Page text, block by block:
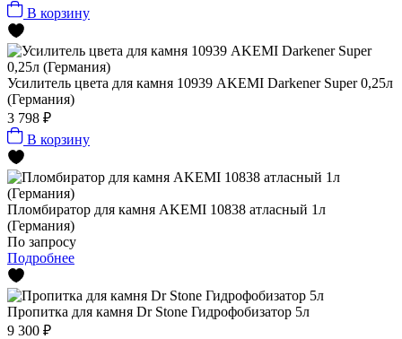
В корзину
Усилитель цвета для камня 10939 AKEMI Darkener Super 0,25л
(Германия)
3 798 ₽
В корзину
Пломбиратор для камня AKEMI 10838 атласный 1л
(Германия)
По запросу
Подробнее
Пропитка для камня Dr Stone Гидрофобизатор 5л
9 300 ₽